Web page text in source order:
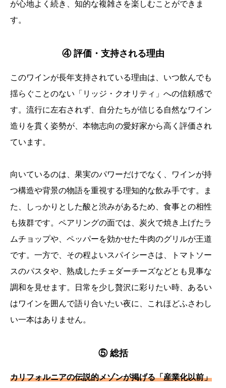
が心地よく続き、知的な複雑さを楽しむことができま
す。
④ 評価・支持される理由
このワインが長年支持されている理由は、いつ飲んでも
揺らぐことのない「リッジ・クオリティ」への信頼感で
す。流行に左右されず、自分たちが信じる自然なワイン
造りを貫く姿勢が、本物志向の愛好家から高く評価され
ています。
向いているのは、果実のパワーだけでなく、ワインが持
つ構造や背景の物語を重視する理知的な飲み手です。ま
た、しっかりとした酸と渋みがあるため、食事との相性
も抜群です。ペアリングの面では、炭火で焼き上げたラ
ムチョップや、ペッパーを効かせた牛肉のグリルが王道
です。一方で、その程よいスパイシーさは、トマトソー
スのパスタや、熟成したチェダーチーズなどとも見事な
調和を見せます。日常を少し贅沢に彩りたい時、あるい
はワインを囲んで語り合いたい夜に、これほどふさわし
い一本はありません。
⑤ 総括
カリフォルニアの伝説的メゾンが掲げる「産業化以前」